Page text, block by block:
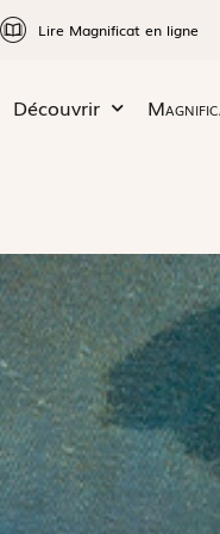
Lire Magnificat en ligne
Découvrir